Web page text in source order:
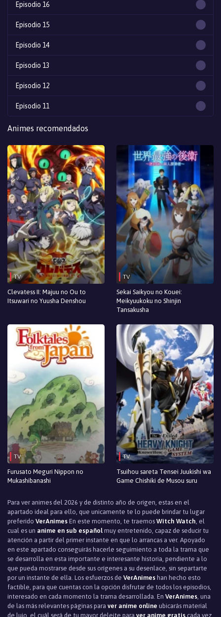
Episodio 16
Episodio 15
Episodio 14
Episodio 13
Episodio 12
Episodio 11
Episodio 10
Episodio 9
Episodio 8
Episodio 7
Episodio 6
Episodio 5
Episodio 4
Episodio 3
Episodio 2
Animes recomendados
TV
Clevatess II: Majuu no Ou to
Itsuwari no Yuusha Denshou
TV
Sekai Saikyou no Kouei:
Meikyuukoku no Shinjin
Tansakusha
TV
Furusato Meguri Nippon no
Mukashibanashi
TV
Tsuihou sareta Tensei Juukishi wa
Game Chishiki de Musou suru
Para ver animes del 2026 y de distinto año de origen, estas en el
apartado ideal para ello, que unicamente te lo puede brindar tu lugar
preferido VerAnimes En este momento, te traemos Witch Watch , el
cual es un anime en sub español muy entretenido, capaz de seducir tu
atención a partir del primer instante en que lo arrancas a ver. Apoyado
en este apartado conseguirás hacerle seguimiento a toda la trama que
se desarrolla en esta importante e interesante historia, pendiente a lo
que pueda mostrarse desde sus orígenes a su desenlace, sin separtarte
por un instante de ella. Los esfuerzos de VerAnimes han hecho esto
factible, para que cuentas con la opción disfrutar de todos los episodios,
interesado en cada momento la trama desarrollada. En VerAnimes , una
de las más relevantes páginas para ver anime online ubicarás material
de lujo, el cuál será de tu mayor deleite para ver anime gratis cada vez